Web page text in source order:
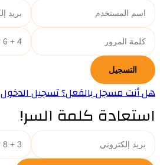
هل أنت مسجل بالفعل؟ تسجيل الدخول
استعادة كلمة السر!